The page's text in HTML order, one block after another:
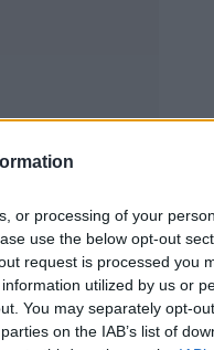
or processing of your
use the below opt-out
request is processed you
utilized by us or
You may separately opt-
on the IAB’s list of